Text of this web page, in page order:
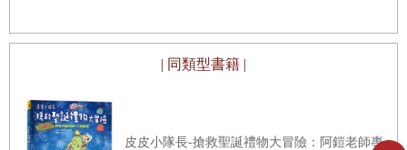
| 同類型書籍 |
皮皮小隊長-搶救聖誕禮物大冒險：阿鎧老師專